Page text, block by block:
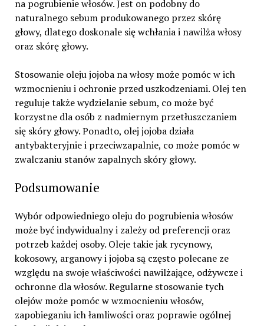
na pogrubienie włosów. Jest on podobny do
naturalnego sebum produkowanego przez skórę
głowy, dlatego doskonale się wchłania i nawilża włosy
oraz skórę głowy.
Stosowanie oleju jojoba na włosy może pomóc w ich
wzmocnieniu i ochronie przed uszkodzeniami. Olej ten
reguluje także wydzielanie sebum, co może być
korzystne dla osób z nadmiernym przetłuszczaniem
się skóry głowy. Ponadto, olej jojoba działa
antybakteryjnie i przeciwzapalnie, co może pomóc w
zwalczaniu stanów zapalnych skóry głowy.
Podsumowanie
Wybór odpowiedniego oleju do pogrubienia włosów
może być indywidualny i zależy od preferencji oraz
potrzeb każdej osoby. Oleje takie jak rycynowy,
kokosowy, arganowy i jojoba są często polecane ze
względu na swoje właściwości nawilżające, odżywcze i
ochronne dla włosów. Regularne stosowanie tych
olejów może pomóc w wzmocnieniu włosów,
zapobieganiu ich łamliwości oraz poprawie ogólnej